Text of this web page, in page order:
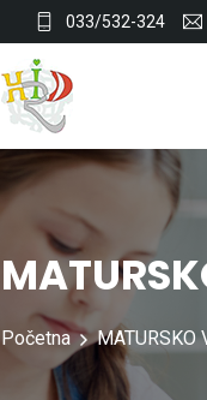
033/532-324
Početna MATURSKO